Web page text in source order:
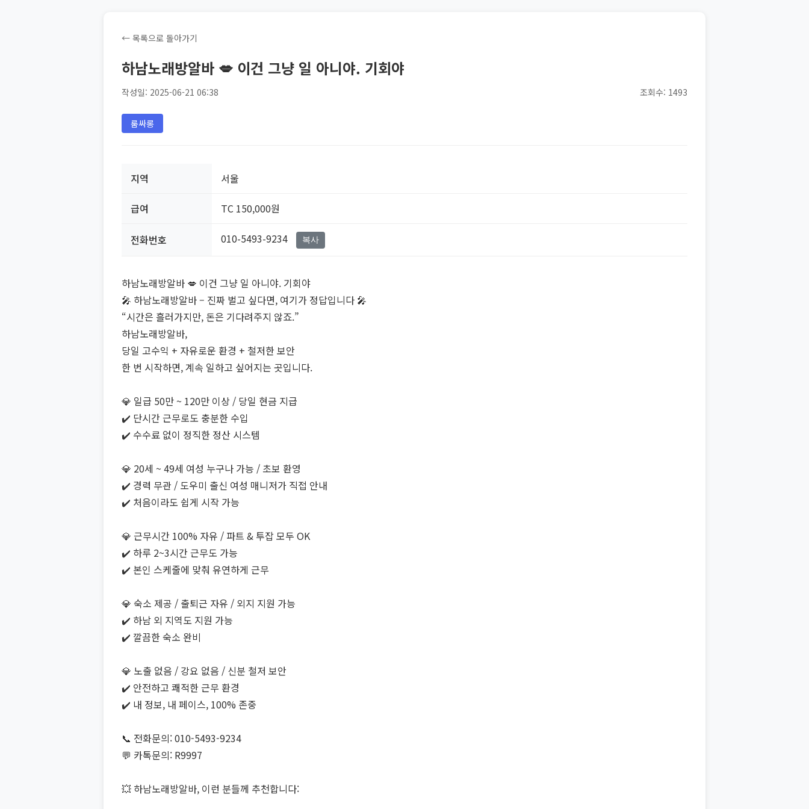
← 목록으로 돌아가기
하남노래방알바 💋 이건 그냥 일 아니야. 기회야
작성일: 2025-06-21 06:38 조회수: 1493
룸싸롱
지역 서울
급여 TC 150,000원
전화번호 010-5493-9234 복사
하남노래방알바 💋 이건 그냥 일 아니야. 기회야
🎤 하남노래방알바 – 진짜 벌고 싶다면, 여기가 정답입니다 🎤
“시간은 흘러가지만, 돈은 기다려주지 않죠.”
하남노래방알바,
당일 고수익 + 자유로운 환경 + 철저한 보안
한 번 시작하면, 계속 일하고 싶어지는 곳입니다.
💎 일급 50만 ~ 120만 이상 / 당일 현금 지급
✔️ 단시간 근무로도 충분한 수입
✔️ 수수료 없이 정직한 정산 시스템
💎 20세 ~ 49세 여성 누구나 가능 / 초보 환영
✔️ 경력 무관 / 도우미 출신 여성 매니저가 직접 안내
✔️ 처음이라도 쉽게 시작 가능
💎 근무시간 100% 자유 / 파트 & 투잡 모두 OK
✔️ 하루 2~3시간 근무도 가능
✔️ 본인 스케줄에 맞춰 유연하게 근무
💎 숙소 제공 / 출퇴근 자유 / 외지 지원 가능
✔️ 하남 외 지역도 지원 가능
✔️ 깔끔한 숙소 완비
💎 노출 없음 / 강요 없음 / 신분 철저 보안
✔️ 안전하고 쾌적한 근무 환경
✔️ 내 정보, 내 페이스, 100% 존중
📞 전화문의: 010-5493-9234
💬 카톡문의: R9997
💥 하남노래방알바, 이런 분들께 추천합니다: